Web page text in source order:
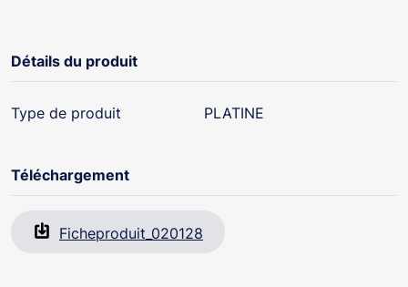
Détails du produit
Type de produit PLATINE
Téléchargement
Ficheproduit_020128